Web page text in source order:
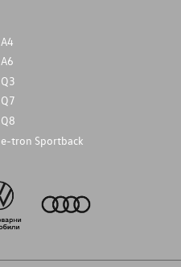
A4
A6
Q3
Q7
Q8
e-tron Sportback